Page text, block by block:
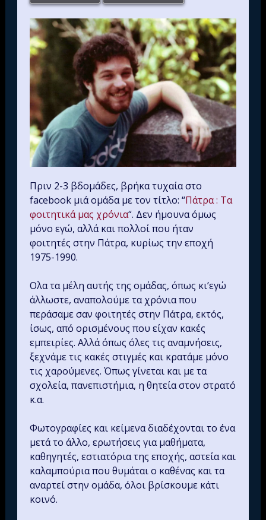
Πριν 2-3 βδομάδες, βρήκα τυχαία στο
facebook μιά ομάδα με τον τίτλο: “Πάτρα : Τα
φοιτητικά μας χρόνια“. Δεν ήμουνα όμως
μόνο εγώ, αλλά και πολλοί που ήταν
φοιτητές στην Πάτρα, κυρίως την εποχή
1975-1990.
Ολα τα μέλη αυτής της ομάδας, όπως κι’εγώ
άλλωστε, αναπολούμε τα χρόνια που
περάσαμε σαν φοιτητές στην Πάτρα, εκτός,
ίσως, από ορισμένους που είχαν κακές
εμπειρίες. Αλλά όπως όλες τις αναμνήσεις,
ξεχνάμε τις κακές στιγμές και κρατάμε μόνο
τις χαρούμενες. Όπως γίνεται και με τα
σχολεία, πανεπιστήμια, η θητεία στον στρατό
κ.α.
Φωτογραφίες και κείμενα διαδέχονται το ένα
μετά το άλλο, ερωτήσεις για μαθήματα,
καθηγητές, εστιατόρια της εποχής, αστεία και
καλαμπούρια που θυμάται ο καθένας και τα
αναρτεί στην ομάδα, όλοι βρίσκουμε κάτι
κοινό.